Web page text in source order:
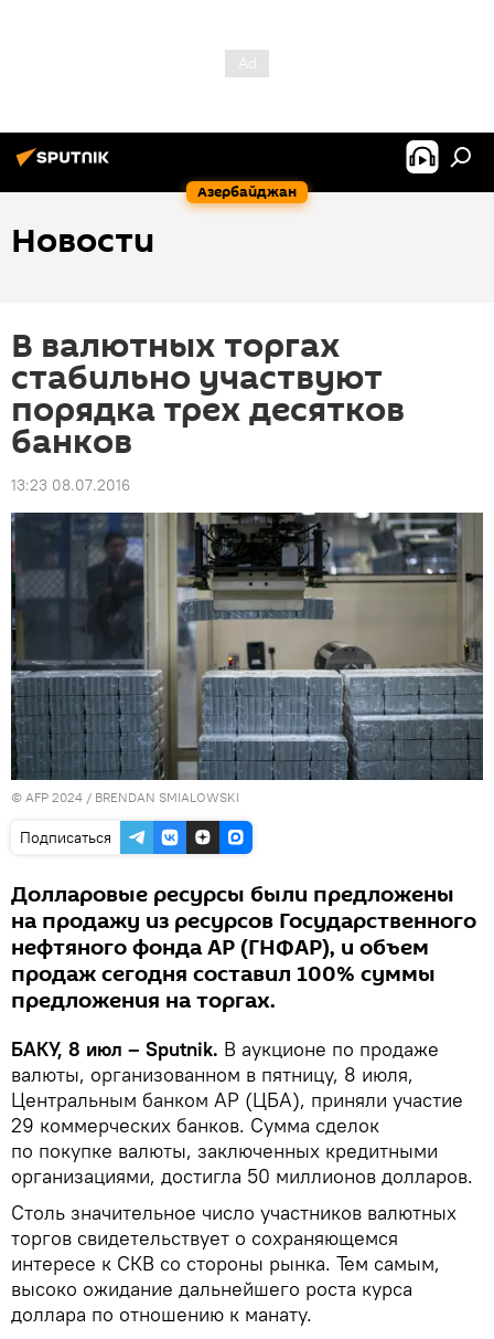
Азербайджан
Новости
В валютных торгах
стабильно участвуют
порядка трех десятков
банков
13:23 08.07.2016
© AFP 2024 / BRENDAN SMIALOWSKI
Подписаться
Долларовые ресурсы были предложены
на продажу из ресурсов Государственного
нефтяного фонда АР (ГНФАР), и объем
продаж сегодня составил 100% суммы
предложения на торгах.
БАКУ, 8 июл – Sputnik. В аукционе по продаже
валюты, организованном в пятницу, 8 июля,
Центральным банком АР (ЦБА), приняли участие
29 коммерческих банков. Сумма сделок
по покупке валюты, заключенных кредитными
организациями, достигла 50 миллионов долларов.
Столь значительное число участников валютных
торгов свидетельствует о сохраняющемся
интересе к СКВ со стороны рынка. Тем самым,
высоко ожидание дальнейшего роста курса
доллара по отношению к манату.